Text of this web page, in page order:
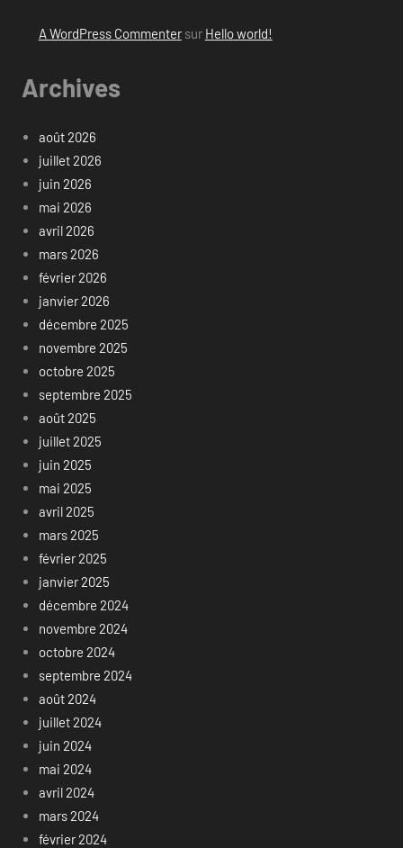
A WordPress Commentersur Hello world!
Archives
août 2026
juillet 2026
juin 2026
mai 2026
avril 2026
mars 2026
février 2026
janvier 2026
décembre 2025
novembre 2025
octobre 2025
septembre 2025
août 2025
juillet 2025
juin 2025
mai 2025
avril 2025
mars 2025
février 2025
janvier 2025
décembre 2024
novembre 2024
octobre 2024
septembre 2024
août 2024
juillet 2024
juin 2024
mai 2024
avril 2024
mars 2024
février 2024